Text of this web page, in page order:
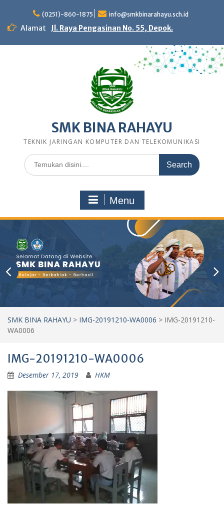
content
(0251)-860-1875 info@smkbinarahayu.sch.id
Alamat Jl. Raya Pengasinan No. 55, Depok.
SMK BINA RAHAYU
TEKNIK JARINGAN KOMPUTER DAN TELEKOMUNIKASI
Search
for:
Menu
SMK BINA RAHAYU > IMG-20191210-WA0006 > IMG-20191210-
WA0006
IMG-20191210-WA0006
Desember 17, 2019 HKM